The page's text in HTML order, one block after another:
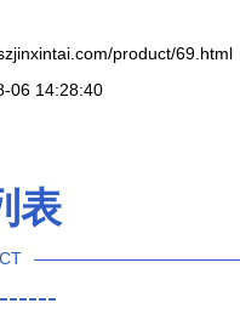
product/69.html
06 14:28:40
表